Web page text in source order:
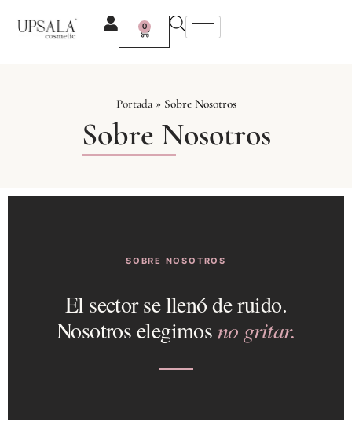
contenido
0
Carrito
Portada» Sobre Nosotros
Sobre Nosotros
SOBRE NOSOTROS
El sector se llenó de ruido.
Nosotros elegimos no gritar.